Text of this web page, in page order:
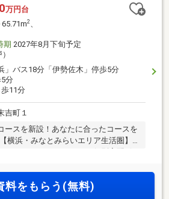
万円台
65.71m2
期 2027年8月下旬予定
」バス18分「伊勢佐木」停歩5分
分
11分
吉町１
ースを新設！あなたに合ったコースを
横浜・みなとみらいエリア生活圏】
料をもらう(無料)